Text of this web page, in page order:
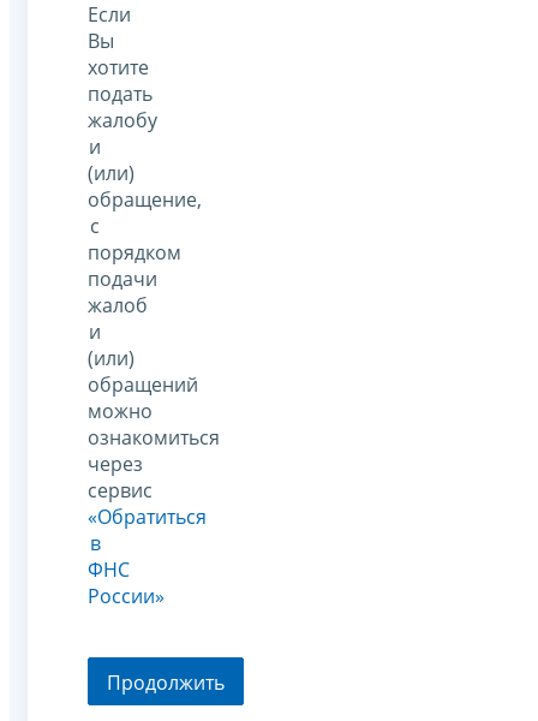
Если
Вы
хотите
подать
жалобу
и
(или)
обращение,
с
порядком
подачи
жалоб
и
(или)
обращений
можно
ознакомиться
через
сервис
«Обратиться
в
ФНС
России»
Продолжить